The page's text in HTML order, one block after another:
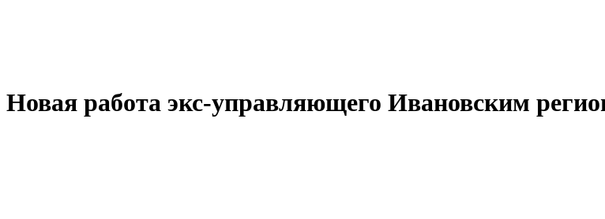
Новая работа экс-управляющего Ивановским